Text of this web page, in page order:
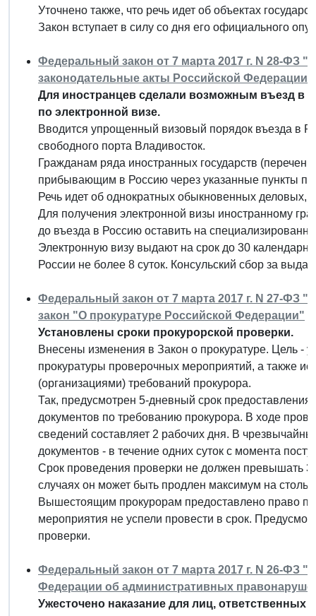
Уточнено также, что речь идет об объектах
Закон вступает в силу со дня его официального
Федеральный закон от 7 марта 2017 г. N 28-ФЗ
законодательные акты Российской Федерации"
Для иностранцев сделали возможным въезд в
по электронной визе.
Вводится упрощенный визовый порядок въезда в
свободного порта Владивосток.
Гражданам ряда иностранных государств
прибывающим в Россию через указанные пункты
Речь идет об однократных обыкновенных деловых,
Для получения электронной визы иностранному
до въезда в Россию оставить на
Электронную визу выдают на срок до 30
России не более 8 суток. Консульский сбор за
Федеральный закон от 7 марта 2017 г. N 27-ФЗ
закон "О прокуратуре Российской Федерации"
Установлены сроки прокурорской проверки.
Внесены изменения в Закон о прокуратуре. Цель -
прокуратуры проверочных мероприятий, а также
(организациями) требований прокурора.
Так, предусмотрен 5-дневный срок
документов по требованию прокурора. В ходе
сведений составляет 2 рабочих дня. В
документов - в течение одних суток с момента
Срок проведения проверки не должен превышать
случаях он может быть продлен максимум на
Вышестоящим прокурорам предоставлено право
мероприятия не успели провести в срок.
проверки.
Федеральный закон от 7 марта 2017 г. N 26-ФЗ
Федерации об административных
Ужесточено наказание для лиц, ответственных